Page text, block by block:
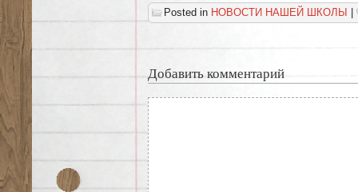
Posted in НОВОСТИ НАШЕЙ ШКОЛЫ
Добавить комментарий